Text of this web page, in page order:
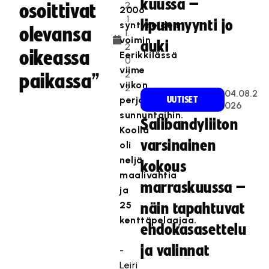
osoittivat
olevansa
oikeassa
paikassa”
2
.1
1.
2
0
2
2
2006
syntyneiden
voimin
Eerikkilässä
viime
viikon
perjantaista
sunnuntaihin.
Koolla
oli
neljä
maalivahtia
ja
25
kenttäpelaajaa.
-
Leiri
kuussa –
lipunmyynti jo
auki
UUTISET
04.08.2
026
Salibandyliiton
varsinainen
kokous
marraskuussa –
näin tapahtuvat
ehdokasasettelu
ja valinnat